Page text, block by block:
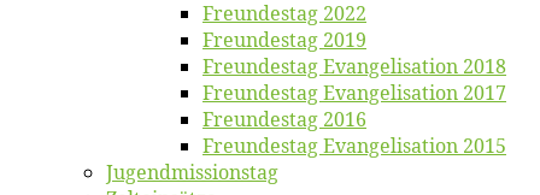
Freun­des­tag 2022
Freun­des­tag 2019
Freun­des­tag Evan­ge­li­sa­ti­on 2018
Freun­des­tag Evan­ge­li­sa­ti­on 2017
Freun­des­tag 2016
Freun­des­tag Evan­ge­li­sa­ti­on 2015
Jugend­mis­sions­tag